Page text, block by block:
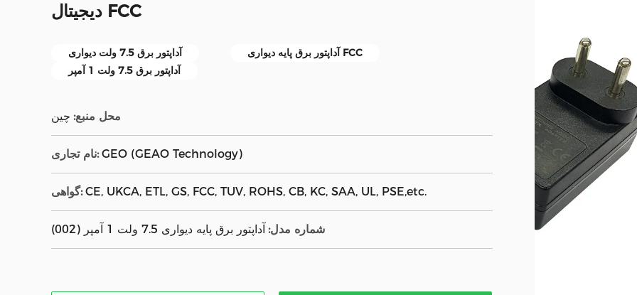
دیجیتال FCC
آداپتور برق 7.5 ولت دیواری
آداپتور برق پایه دیواری FCC
آداپتور برق 7.5 ولت 1 آمپر
محل منبع: چین
نام تجاری: GEO (GEAO Technology)
گواهی: CE, UKCA, ETL, GS, FCC, TUV, ROHS, CB, KC, SAA, UL, PSE,etc.
شماره مدل: آداپتور برق پایه دیواری 7.5 ولت 1 آمپر (002)